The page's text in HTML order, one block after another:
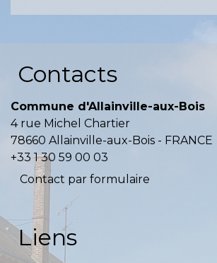
Contacts
Commune d'Allainville-aux-Bois
4 rue Michel Chartier
78660 Allainville-aux-Bois - FRANCE
+33 1 30 59 00 03
Contact par formulaire
Liens